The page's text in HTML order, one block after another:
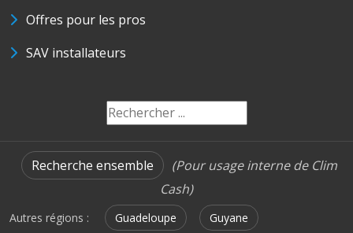
Offres pour les pros
SAV installateurs
Recherche ensemble
(Pour usage interne de Clim
Cash)
Autres régions : Guadeloupe Guyane